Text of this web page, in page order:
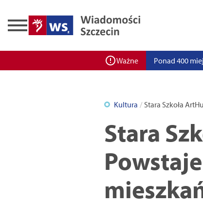
Ważne
ZPW Miedwie
Kultura Stara Szkoła
Stara